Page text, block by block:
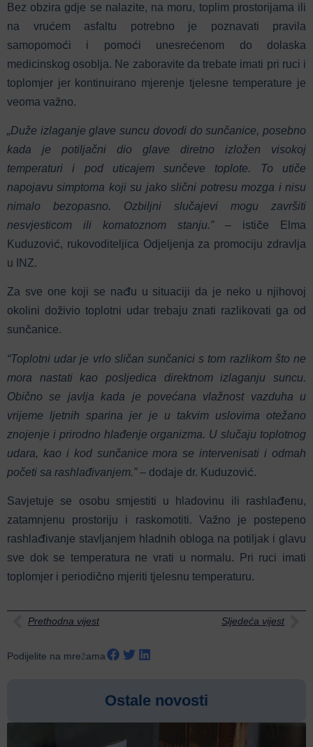
Bez obzira gdje se nalazite, na moru, toplim prostorijama ili
na vrućem asfaltu potrebno je poznavati pravila
samopomoći i pomoći unesrećenom do dolaska
medicinskog osoblja. Ne zaboravite da trebate imati pri ruci i
toplomjer jer kontinuirano mjerenje tjelesne temperature je
veoma važno.
„Duže izlaganje glave suncu dovodi do sunčanice, posebno
kada je potiljačni dio glave diretno izložen visokoj
temperaturi i pod uticajem sunčeve toplote. To utiče
napojavu simptoma koji su jako slični potresu mozga i nisu
nimalo bezopasno. Ozbiljni slučajevi mogu završiti
nesvjesticom ili komatoznom stanju.” – ističe Elma
Kuduzović, rukovoditeljica Odjeljenja za promociju zdravlja
u INZ.
Za sve one koji se nađu u situaciji da je neko u njihovoj
okolini doživio toplotni udar trebaju znati razlikovati ga od
sunčanice.
“Toplotni udar je vrlo sličan sunčanici s tom razlikom što ne
mora nastati kao posljedica direktnom izlaganju suncu.
Obično se javlja kada je povećana vlažnost vazduha u
vrijeme ljetnih sparina jer je u takvim uslovima otežano
znojenje i prirodno hlađenje organizma. U slučaju toplotnog
udara, kao i kod sunčanice mora se intervenisati i odmah
početi sa rashlađivanjem.” – dodaje dr. Kuduzović.
Savjetuje se osobu smjestiti u hladovinu ili rashlađenu,
zatamnjenu prostoriju i raskomotiti. Važno je postepeno
rashlađivanje stavljanjem hladnih obloga na potiljak i glavu
sve dok se temperatura ne vrati u normalu. Pri ruci imati
toplomjer i periodično mjeriti tjelesnu temperaturu.
Prethodna vijest Sljedeća vijest
Podijelite na mrežama
Ostale novosti